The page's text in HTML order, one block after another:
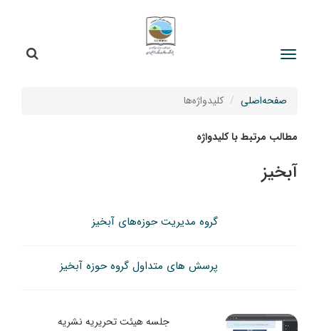
صفحه‌اصلی کلیدواژه‌ها
مطالب مرتبط با کلیدواژه
آبخیز
گروه مدیریت حوزه‌های آبخیز
پرسش های متداول گروه حوزه آبخیز
جلسه هیئت تحریریه نشریه